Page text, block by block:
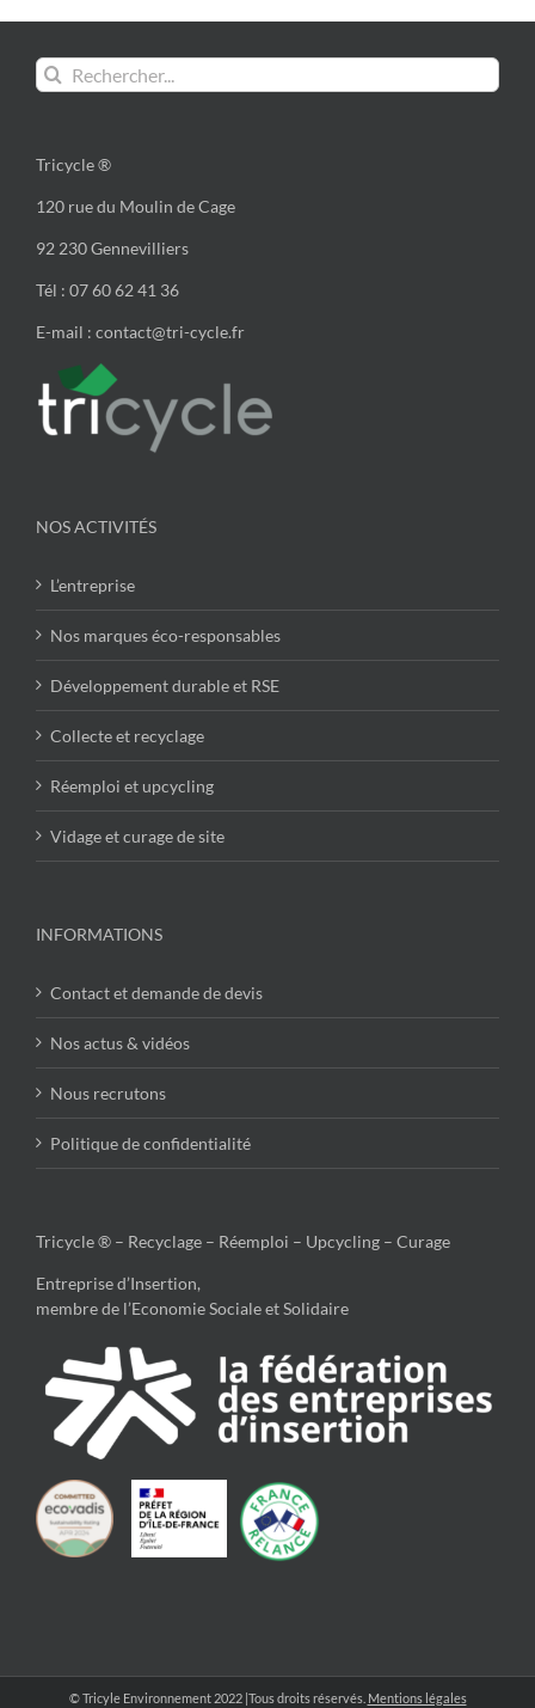
Rechercher:
Tricycle ®
120 rue du Moulin de Cage
92 230 Gennevilliers
Tél : 07 60 62 41 36
E-mail : contact@tri-cycle.fr
NOS ACTIVITÉS
L’entreprise
Nos marques éco-responsables
Développement durable et RSE
Collecte et recyclage
Réemploi et upcycling
Vidage et curage de site
INFORMATIONS
Contact et demande de devis
Nos actus & vidéos
Nous recrutons
Politique de confidentialité
Tricycle ® – Recyclage – Réemploi – Upcycling – Curage
Entreprise d’Insertion,
membre de l’Economie Sociale et Solidaire
© Tricyle Environnement 2022 |Tous droits réservés. Mentions légales